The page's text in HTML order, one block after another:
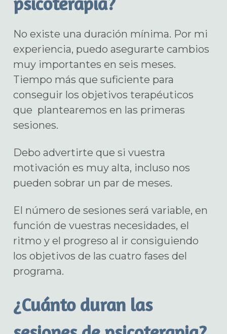
No existe una duración mínima. Por mi
experiencia, puedo asegurarte cambios
muy importantes en seis meses.
Tiempo más que suficiente para
conseguir los objetivos terapéuticos
que plantearemos en las primeras
sesiones.
Debo advertirte que si vuestra
motivación es muy alta, incluso nos
pueden sobrar un par de meses.
El número de sesiones será variable, en
función de vuestras necesidades, el
ritmo y el progreso al ir consiguiendo
los objetivos de las cuatro fases del
programa.
¿Cuánto duran las